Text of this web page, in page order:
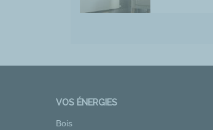
VOS ÉNERGIES
Bois